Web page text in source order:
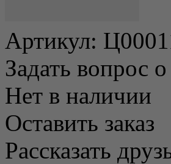
Артикул:
Задать вопрос о
Нет в наличии
Оставить заказ
Рассказать